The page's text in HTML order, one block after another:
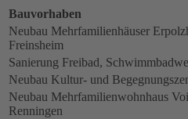
Bauvorhaben
Neubau Mehrfamilienhäuser
Freinsheim
Sanierung Freibad,
Neubau Kultur- und
Neubau Mehrfamilienwohnhaus
Renningen